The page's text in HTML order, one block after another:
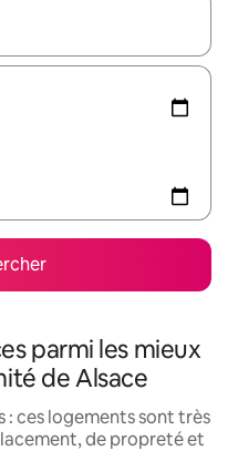
utilisez les flèches vers le
parmi les mieux
de Alsace
: ces logements sont très
de propreté et